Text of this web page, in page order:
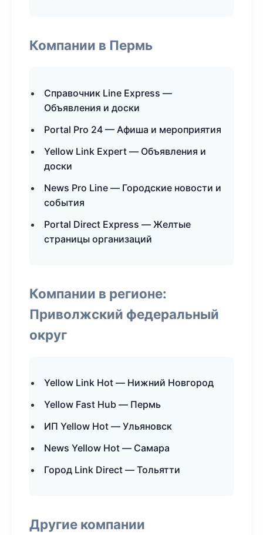
Компании в Пермь
Справочник Line Express —
Объявления и доски
Portal Pro 24 — Афиша и мероприятия
Yellow Link Expert — Объявления и
доски
News Pro Line — Городские новости и
события
Portal Direct Express — Желтые
страницы организаций
Компании в регионе:
Приволжский федеральный
округ
Yellow Link Hot — Нижний Новгород
Yellow Fast Hub — Пермь
ИП Yellow Hot — Ульяновск
News Yellow Hot — Самара
Город Link Direct — Тольятти
Другие компании